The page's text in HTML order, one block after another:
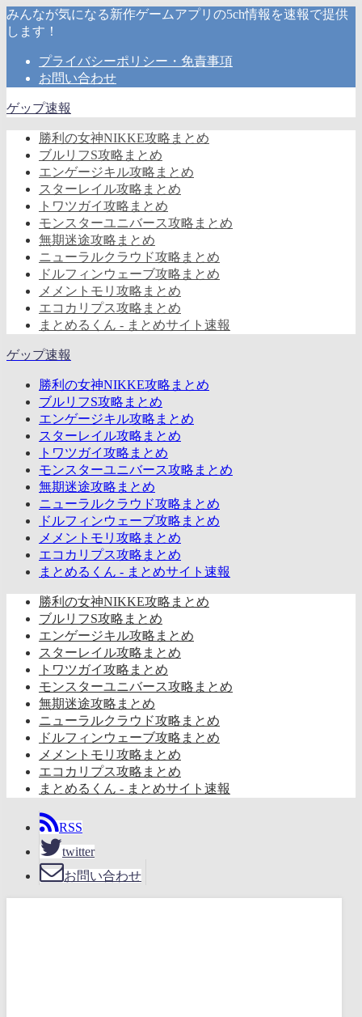
みんなが気になる新作ゲームアプリの5ch情報を速報で提供
します！
プライバシーポリシー・免責事項
お問い合わせ
ゲップ速報
勝利の女神NIKKE攻略まとめ
ブルリフS攻略まとめ
エンゲージキル攻略まとめ
スターレイル攻略まとめ
トワツガイ攻略まとめ
モンスターユニバース攻略まとめ
無期迷途攻略まとめ
ニューラルクラウド攻略まとめ
ドルフィンウェーブ攻略まとめ
メメントモリ攻略まとめ
エコカリプス攻略まとめ
まとめるくん - まとめサイト速報
ゲップ速報
勝利の女神NIKKE攻略まとめ
ブルリフS攻略まとめ
エンゲージキル攻略まとめ
スターレイル攻略まとめ
トワツガイ攻略まとめ
モンスターユニバース攻略まとめ
無期迷途攻略まとめ
ニューラルクラウド攻略まとめ
ドルフィンウェーブ攻略まとめ
メメントモリ攻略まとめ
エコカリプス攻略まとめ
まとめるくん - まとめサイト速報
勝利の女神NIKKE攻略まとめ
ブルリフS攻略まとめ
エンゲージキル攻略まとめ
スターレイル攻略まとめ
トワツガイ攻略まとめ
モンスターユニバース攻略まとめ
無期迷途攻略まとめ
ニューラルクラウド攻略まとめ
ドルフィンウェーブ攻略まとめ
メメントモリ攻略まとめ
エコカリプス攻略まとめ
まとめるくん - まとめサイト速報
RSS
twitter
お問い合わせ